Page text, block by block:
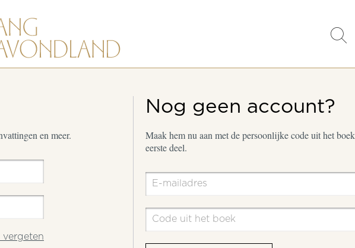
en meer.
Nog geen account?
Maak hem nu aan met de persoonlijke code uit het
eerste deel.